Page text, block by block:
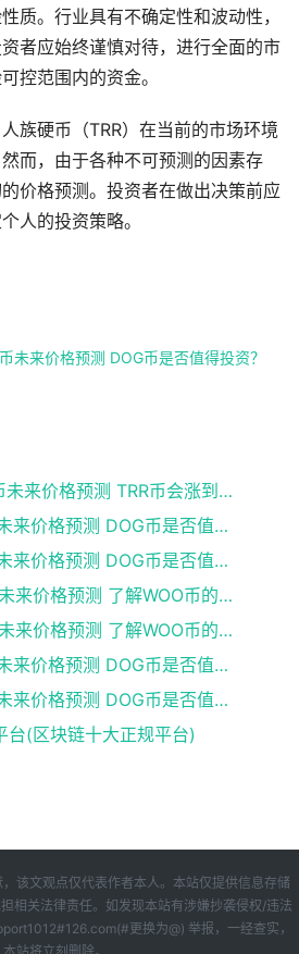
质。行业具有不确定性和波动性，
者应始终谨慎对待，进行全面的市
控范围内的资金。
族硬币（TRR）在当前的市场环境
而，由于各种不可预测的因素存
价格预测。投资者在做出决策前应
人的投资策略。
未来价格预测 DOG币是否值得投资？
人族硬币（TRR）币未来价格预测 TRR币会涨到多少？
狗狗币（DOG）币未来价格预测 DOG币是否值得投资？
狗狗币（DOG）币未来价格预测 DOG币是否值得投资？
吴网络（WOO）币未来价格预测 了解WOO币的潜力与前景如何？
吴网络（WOO）币未来价格预测 了解WOO币的潜力与前景如何？
狗狗币（DOG）币未来价格预测 DOG币是否值得投资？
狗狗币（DOG）币未来价格预测 DOG币是否值得投资？
台(区块链十大正规平台)
该文观点仅代表作者本人。本站仅提供信息存储
相关法律责任。如发现本站有涉嫌抄袭侵权/违法
更换为@) 举报，一经查实，